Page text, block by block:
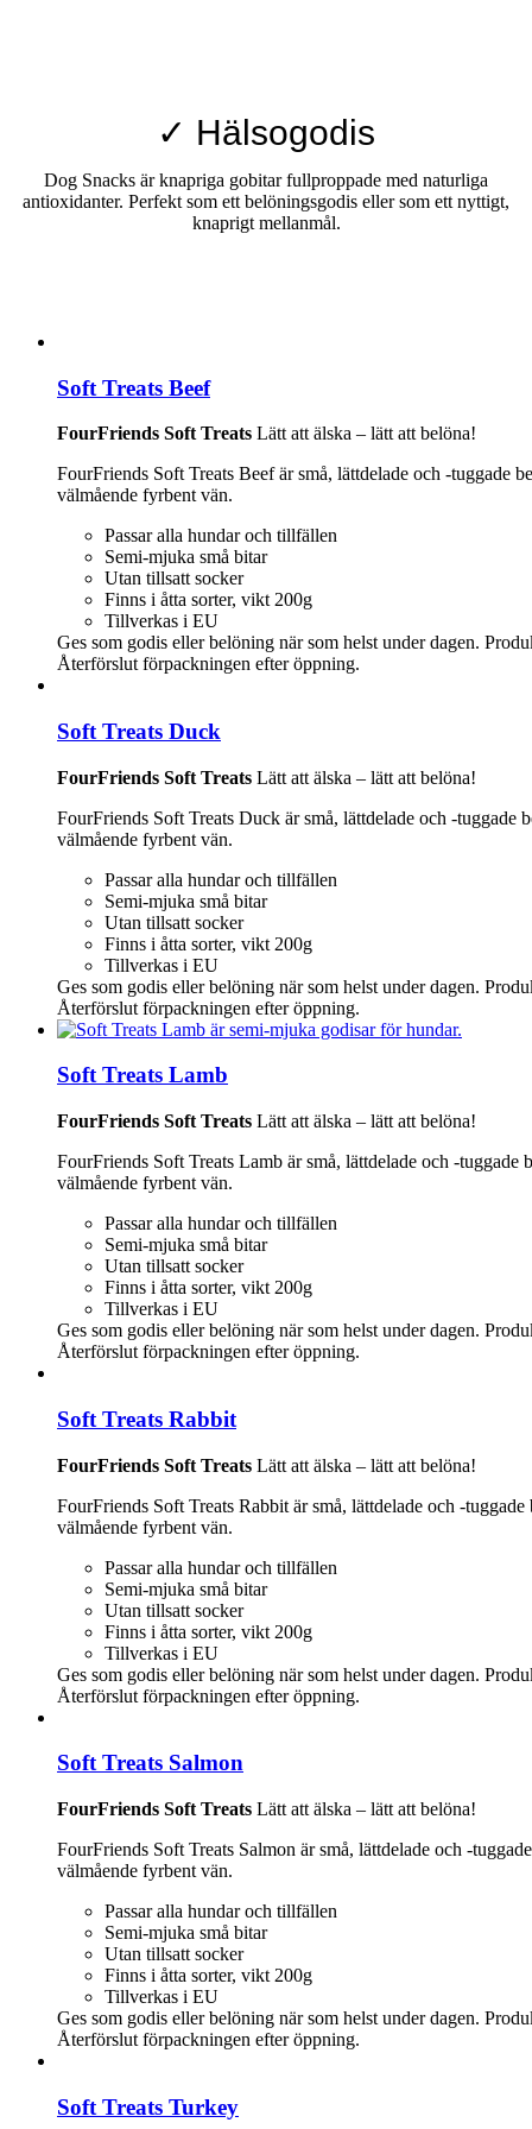
✓ Hälsogodis
Dog Snacks är knapriga gobitar fullproppade med naturliga
antioxidanter. Perfekt som ett belöningsgodis eller som ett nyttigt,
knaprigt mellanmål.
Soft Treats Beef
FourFriends Soft Treats Lätt att älska – lätt att belöna!
FourFriends Soft Treats Beef är små, lättdelade och -tuggade
välmående fyrbent vän.
Passar alla hundar och tillfällen
Semi-mjuka små bitar
Utan tillsatt socker
Finns i åtta sorter, vikt 200g
Tillverkas i EU
Ges som godis eller belöning när som helst under dagen.
Återförslut förpackningen efter öppning.
Soft Treats Duck
FourFriends Soft Treats Lätt att älska – lätt att belöna!
FourFriends Soft Treats Duck är små, lättdelade och -
välmående fyrbent vän.
Passar alla hundar och tillfällen
Semi-mjuka små bitar
Utan tillsatt socker
Finns i åtta sorter, vikt 200g
Tillverkas i EU
Ges som godis eller belöning när som helst under dagen.
Återförslut förpackningen efter öppning.
Soft Treats Lamb
FourFriends Soft Treats Lätt att älska – lätt att belöna!
FourFriends Soft Treats Lamb är små, lättdelade och -
välmående fyrbent vän.
Passar alla hundar och tillfällen
Semi-mjuka små bitar
Utan tillsatt socker
Finns i åtta sorter, vikt 200g
Tillverkas i EU
Ges som godis eller belöning när som helst under dagen.
Återförslut förpackningen efter öppning.
Soft Treats Rabbit
FourFriends Soft Treats Lätt att älska – lätt att belöna!
FourFriends Soft Treats Rabbit är små, lättdelade och -
välmående fyrbent vän.
Passar alla hundar och tillfällen
Semi-mjuka små bitar
Utan tillsatt socker
Finns i åtta sorter, vikt 200g
Tillverkas i EU
Ges som godis eller belöning när som helst under dagen.
Återförslut förpackningen efter öppning.
Soft Treats Salmon
FourFriends Soft Treats Lätt att älska – lätt att belöna!
FourFriends Soft Treats Salmon är små, lättdelade och -
välmående fyrbent vän.
Passar alla hundar och tillfällen
Semi-mjuka små bitar
Utan tillsatt socker
Finns i åtta sorter, vikt 200g
Tillverkas i EU
Ges som godis eller belöning när som helst under dagen.
Återförslut förpackningen efter öppning.
Soft Treats Turkey